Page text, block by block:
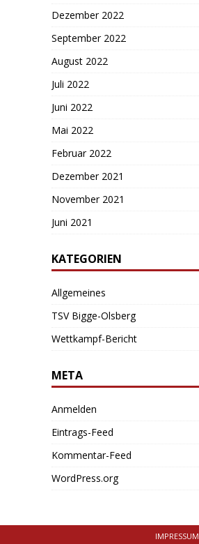
Dezember 2022
September 2022
August 2022
Juli 2022
Juni 2022
Mai 2022
Februar 2022
Dezember 2021
November 2021
Juni 2021
KATEGORIEN
Allgemeines
TSV Bigge-Olsberg
Wettkampf-Bericht
META
Anmelden
Eintrags-Feed
Kommentar-Feed
WordPress.org
IMPRESSUM